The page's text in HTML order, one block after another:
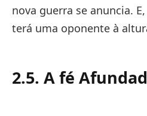
nova guerra se anuncia.
terá uma oponente à
2.5. A fé